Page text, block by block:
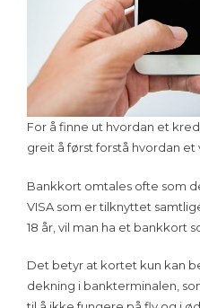
For å finne ut hvordan et
greit å først forstå hvordan
Bankkort omtales ofte som
VISA som er tilknyttet
18 år, vil man ha et bankkort
Det betyr at kortet kun kan
dekning i bankterminalen,